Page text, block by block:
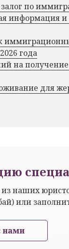
залог по
информация
года
на
для
из наших
или
нами